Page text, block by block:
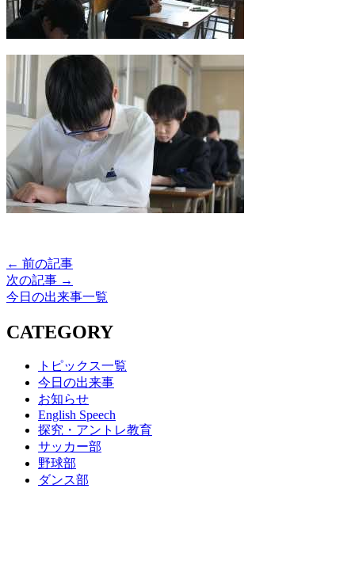
← 前の記事
次の記事 →
今日の出来事一覧
CATEGORY
トピックス一覧
今日の出来事
お知らせ
English Speech
探究・アントレ教育
サッカー部
野球部
ダンス部